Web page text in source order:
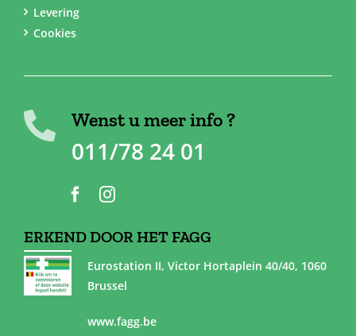
Levering
Cookies
Wenst u meer info ?
011/78 24 01
ERKEND DOOR HET FAGG
Eurostation II, Victor Hortaplein 40/40, 1060
Brussel
www.fagg.be